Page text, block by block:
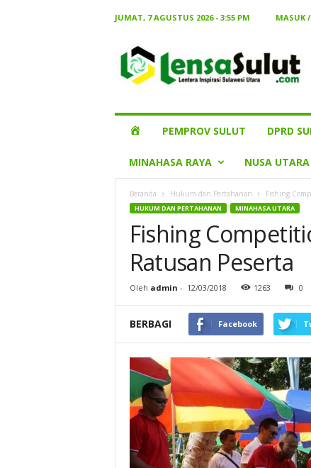
JUMAT, 7 AGUSTUS 2026 - 3:55 PM
MASUK
Sulut
HOMEPEMPROV SULUT DPRD
MINAHASA RAYA NUSA UTARA
Beranda Hukum dan Pertahanan Fishing
HUKUM DAN PERTAHANAN MINAHASA UTARA
Fishing
Ratusan Peserta
Oleh admin - 12/03/2018 1263 0
BERBAGI Facebook